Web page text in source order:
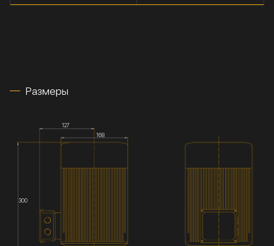
Размеры
127
168
300